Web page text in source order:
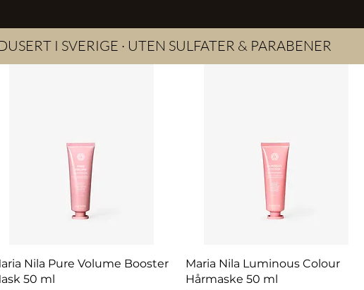
I SVERIGE · UTEN SULFATER & PARABENER
Hurtigvisning
Nila Pure Volume Booster
50 ml
Hurtigvisning
Maria Nila Luminous Colour
Hårmaske 50 ml